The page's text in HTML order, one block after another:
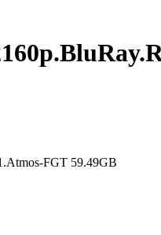
FGT 59.49GB